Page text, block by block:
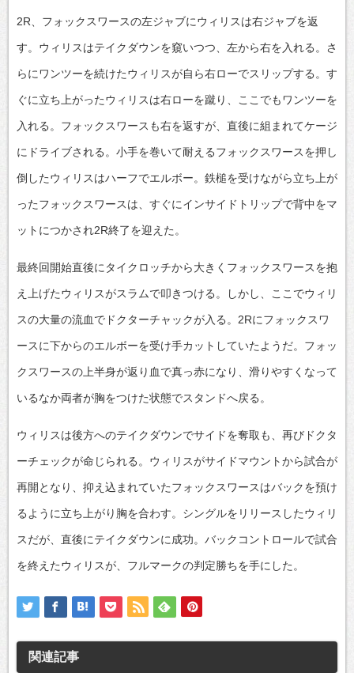
2R、フォックスワースの左ジャブにウィリスは右ジャブを返
す。ウィリスはテイクダウンを窺いつつ、左から右を入れる。さ
らにワンツーを続けたウィリスが自ら右ローでスリップする。す
ぐに立ち上がったウィリスは右ローを蹴り、ここでもワンツーを
入れる。フォックスワースも右を返すが、直後に組まれてケージ
にドライブされる。小手を巻いて耐えるフォックスワースを押し
倒したウィリスはハーフでエルボー。鉄槌を受けながら立ち上が
ったフォックスワースは、すぐにインサイドトリップで背中をマ
ットにつかされ2R終了を迎えた。
最終回開始直後にタイクロッチから大きくフォックスワースを抱
え上げたウィリスがスラムで叩きつける。しかし、ここでウィリ
スの大量の流血でドクターチャックが入る。2Rにフォックスワ
ースに下からのエルボーを受け手カットしていたようだ。フォッ
クスワースの上半身が返り血で真っ赤になり、滑りやすくなって
いるなか両者が胸をつけた状態でスタンドへ戻る。
ウィリスは後方へのテイクダウンでサイドを奪取も、再びドクタ
ーチェックが命じられる。ウィリスがサイドマウントから試合が
再開となり、抑え込まれていたフォックスワースはバックを預け
るように立ち上がり胸を合わす。シングルをリリースしたウィリ
スだが、直後にテイクダウンに成功。バックコントロールで試合
を終えたウィリスが、フルマークの判定勝ちを手にした。
関連記事